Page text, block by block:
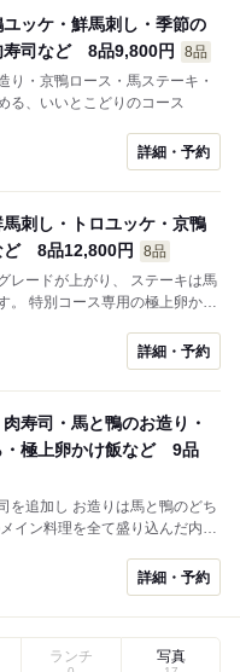
ユッケ・鮮馬刺し・季節の
寿司など 8品9,800円
8品
り・京鴨ロース・馬ステーキ・
る、いいとこどりのコース
詳細・予約
馬刺し・トロユッケ・京鴨
ど 8品12,800円
8品
上がり、 ステーキは馬
かけ
詳細・予約
肉寿司・馬と鴨のお造り・
・極上卵かけ飯など 9品
は馬と鴨のどち
詳細・予約
ランチ 写真